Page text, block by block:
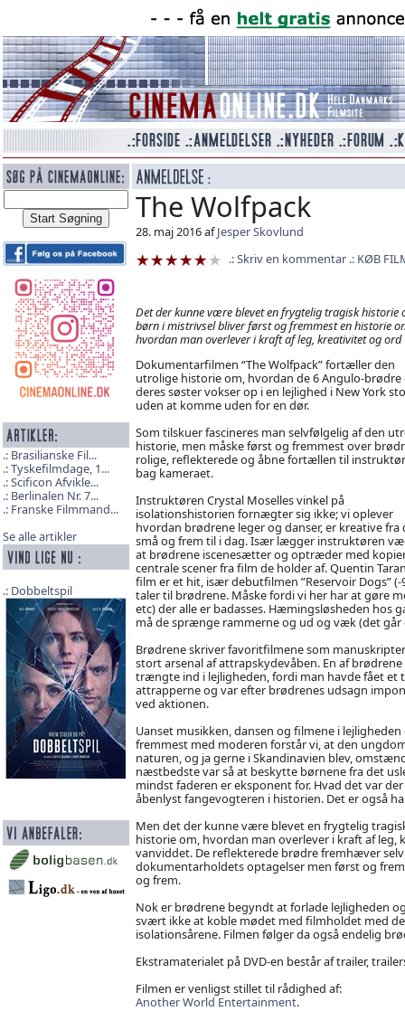
Brasilianske Fil...
Tyskefilmdage, 1...
Scificon Afvikle...
Berlinalen Nr. 7...
Franske Filmmand...
Se alle artikler
Dobbeltspil
The Wolfpack
28. maj 2016 afJesper Skovlund
Skriv en kommentar
KØB
Det der kunne være blevet en frygtelig tragisk historie
børn i mistrivsel bliver først og fremmest en historie
hvordan man overlever i kraft af leg, kreativitet og ord
Dokumentarfilmen “The Wolfpack” fortæller den
utrolige historie om, hvordan de 6 Angulo-brødre
deres søster vokser op i en lejlighed i New York
uden at komme uden for en dør.
Som tilskuer fascineres man selvfølgelig af den
historie, men måske først og fremmest over
rolige, reflekterede og åbne fortællen til
bag kameraet.
Instruktøren Crystal Moselles vinkel på
isolationshistorien fornægter sig ikke; vi oplever
hvordan brødrene leger og danser, er kreative fra
små og frem til i dag. Især lægger instruktøren
at brødrene iscenesætter og optræder med
centrale scener fra film de holder af. Quentin
film er et hit, især debutfilmen ”Reservoir Dogs” (-
taler til brødrene. Måske fordi vi her har at gøre
etc) der alle er badasses. Hæmingsløsheden hos
må de sprænge rammerne og ud og væk (det
Brødrene skriver favoritfilmene som
stort arsenal af attrapskydevåben. En af
trængte ind i lejligheden, fordi man havde fået et
attrapperne og var efter brødrenes udsagn
ved aktionen.
Uanset musikken, dansen og filmene i
fremmest med moderen forstår vi, at den
naturen, og ja gerne i Skandinavien blev,
næstbedste var så at beskytte børnene fra det
mindst faderen er eksponent for. Hvad det var
åbenlyst fangevogteren i historien. Det er også
Men det der kunne være blevet en frygtelig
historie om, hvordan man overlever i kraft af
vanviddet. De reflekterede brødre fremhæver
dokumentarholdets optagelser men først og
og frem.
Nok er brødrene begyndt at forlade lejligheden
svært ikke at koble mødet med filmholdet med
isolationsårene. Filmen følger da også endelig
Ekstramaterialet på DVD-en består af trailer,
Filmen er venligst stillet til rådighed af:
Another World Entertainment.